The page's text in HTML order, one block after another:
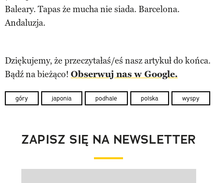
Baleary. Tapas że mucha nie siada. Barcelona.
Andaluzja.
Dziękujemy, że przeczytałaś/eś nasz artykuł do końca.
Bądź na bieżąco! Obserwuj nas w Google.
góry japonia podhale polska wyspy
ZAPISZ SIĘ NA NEWSLETTER